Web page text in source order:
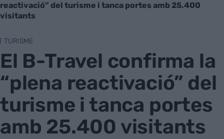
reactivació” del turisme i tanca portes amb 25.400
visitants
TURISME
El B-Travel confirma la
“plena reactivació” del
turisme i tanca portes
amb 25.400 visitants